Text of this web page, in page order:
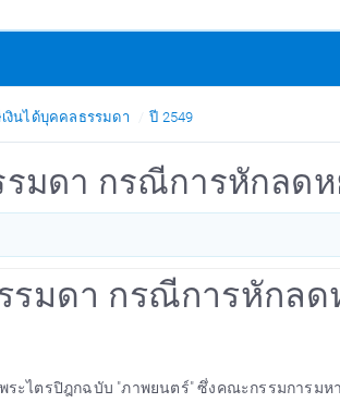
งินได้บุคคลธรรมดา ปี 2549
มดา กรณีการหักลดห
รมดา กรณีการหักล
ระไตรปิฎกฉบับ "ภาพยนตร์" ซึ่งคณะกรรมการมห